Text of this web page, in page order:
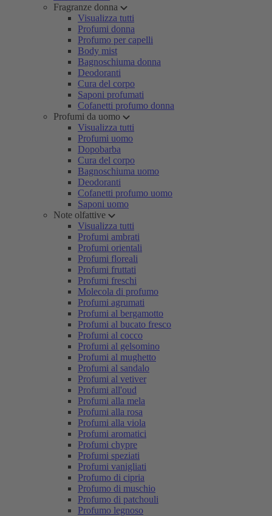
Fragranze donna
Visualizza tutti
Profumi donna
Profumo per capelli
Body mist
Bagnoschiuma donna
Deodoranti
Cura del corpo
Saponi profumati
Cofanetti profumo donna
Profumi da uomo
Visualizza tutti
Profumi uomo
Dopobarba
Cura del corpo
Bagnoschiuma uomo
Deodoranti
Cofanetti profumo uomo
Saponi uomo
Note olfattive
Visualizza tutti
Profumi ambrati
Profumi orientali
Profumi floreali
Profumi fruttati
Profumi freschi
Molecola di profumo
Profumi agrumati
Profumi al bergamotto
Profumi al bucato fresco
Profumi al cocco
Profumi al gelsomino
Profumi al mughetto
Profumi al sandalo
Profumi al vetiver
Profumi all'oud
Profumi alla mela
Profumi alla rosa
Profumi alla viola
Profumi aromatici
Profumi chypre
Profumi speziati
Profumi vanigliati
Profumo di cipria
Profumo di muschio
Profumo di patchouli
Profumo legnoso